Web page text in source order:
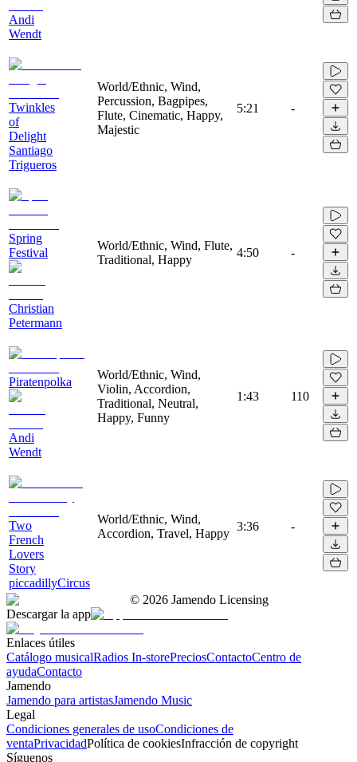
Andi
Wendt
Twinkles
of
Delight
Santiago
Trigueros
World/Ethnic, Wind,
Percussion, Bagpipes,
Flute, Cinematic, Happy,
Majestic
5:21 -
Spring
Festival
Christian
Petermann
World/Ethnic, Wind, Flute,
Traditional, Happy
4:50 -
Piratenpolka
Andi
Wendt
World/Ethnic, Wind,
Violin, Accordion,
Traditional, Neutral,
Happy, Funny
1:43 110
Two
French
Lovers
Story
piccadillyCircus
World/Ethnic, Wind,
Accordion, Travel, Happy
3:36 -
© 2026 Jamendo Licensing
Descargar la app
Enlaces útiles
Catálogo musicalRadios In-storePreciosContactoCentro de
ayudaContacto
Jamendo
Jamendo para artistasJamendo Music
Legal
Condiciones generales de usoCondiciones de
ventaPrivacidadPolítica de cookiesInfracción de copyright
Síguenos